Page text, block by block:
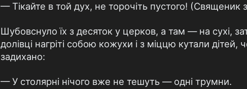
— Тікайте в той дух, не торочіть пустого! (Священик
Шубовснуло їх з десяток у церков, а там — на сухі,
долівці нагріті собою кожухи і з міццю кутали
задихано:
— У столярні нічого вже не тешуть — одні трумни.